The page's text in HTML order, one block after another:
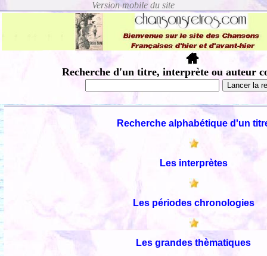
Recherche d'un titre, interprète ou auteur
Recherche alphabétique d'un
Les interprètes
Les périodes chronologies
Les grandes thèmatiques